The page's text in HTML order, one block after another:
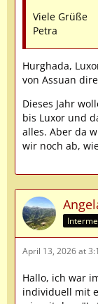
Viele Grüße
Petra
Hurghada,
von Assuan
Dieses Jahr
bis Luxor und
alles. Aber da
wir noch ab,
April 13, 2026 at
Hallo, ich war
individuell mit